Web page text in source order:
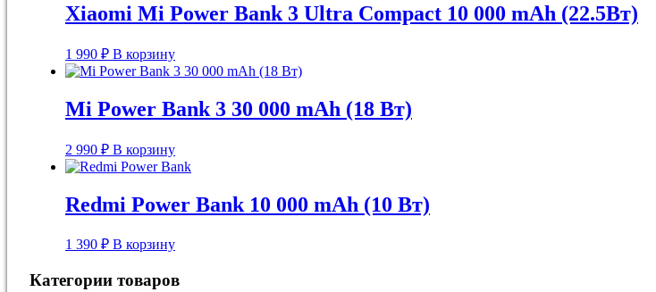
Xiaomi Mi Power Bank 3 Ultra Compact 10 000 mAh (22.5Вт)
1 990 ₽ В корзину
Mi Power Bank 3 30 000 mAh (18 Вт)
2 990 ₽ В корзину
Redmi Power Bank 10 000 mAh (10 Вт)
1 390 ₽ В корзину
Категории товаров